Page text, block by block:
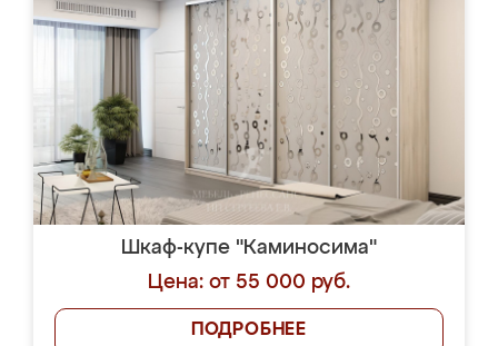
Шкаф-купе "Каминосима"
Цена: от 55 000 руб.
ПОДРОБНЕЕ